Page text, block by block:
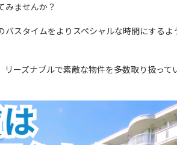
みませんか？
バスタイムをよりスペシャルな時間にする
リーズナブルで素敵な物件を多数取り扱っ